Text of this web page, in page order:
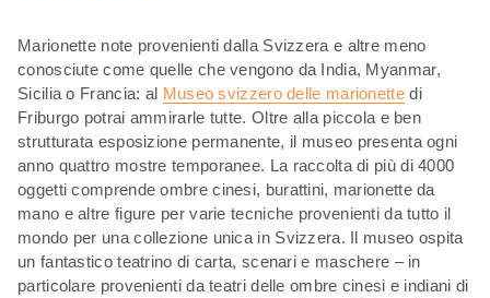
Marionette note provenienti dalla Svizzera e altre meno
conosciute come quelle che vengono da India, Myanmar,
Sicilia o Francia: al Museo svizzero delle marionettedi
Friburgo potrai ammirarle tutte. Oltre alla piccola e ben
strutturata esposizione permanente, il museo presenta ogni
anno quattro mostre temporanee. La raccolta di più di 4000
oggetti comprende ombre cinesi, burattini, marionette da
mano e altre figure per varie tecniche provenienti da tutto il
mondo per una collezione unica in Svizzera. Il museo ospita
un fantastico teatrino di carta, scenari e maschere – in
particolare provenienti da teatri delle ombre cinesi e indiani di